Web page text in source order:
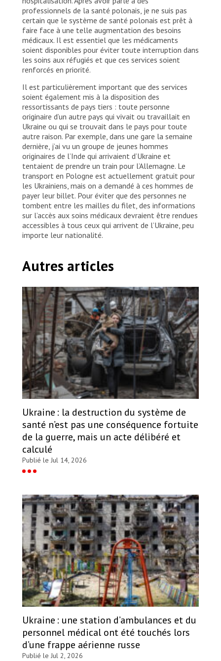
professionnels de la santé polonais, je ne suis pas
certain que le système de santé polonais est prêt à
faire face à une telle augmentation des besoins
médicaux. Il est essentiel que les médicaments
soient disponibles pour éviter toute interruption dans
les soins aux réfugiés et que ces services soient
renforcés en priorité.
Il est particulièrement important que des services
soient également mis à la disposition des
ressortissants de pays tiers : toute personne
originaire d’un autre pays qui vivait ou travaillait en
Ukraine ou qui se trouvait dans le pays pour toute
autre raison. Par exemple, dans une gare la semaine
dernière, j’ai vu un groupe de jeunes hommes
originaires de l’Inde qui arrivaient d’Ukraine et
tentaient de prendre un train pour l’Allemagne. Le
transport en Pologne est actuellement gratuit pour
les Ukrainiens, mais on a demandé à ces hommes de
payer leur billet. Pour éviter que des personnes ne
tombent entre les mailles du filet, des informations
sur l’accès aux soins médicaux devraient être rendues
accessibles à tous ceux qui arrivent de l’Ukraine, peu
importe leur nationalité.
Autres articles
Ukraine : la destruction du système de
santé n’est pas une conséquence fortuite
de la guerre, mais un acte délibéré et
calculé
Publié le Jul 14, 2026
Ukraine : une station d’ambulances et du
personnel médical ont été touchés lors
d’une frappe aérienne russe
Publié le Jul 2, 2026